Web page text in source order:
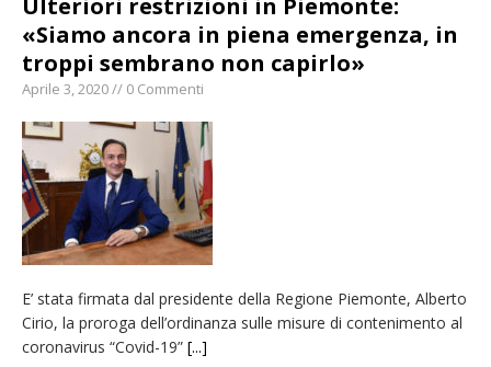
«Siamo ancora in piena emergenza, in
troppi sembrano non capirlo»
Aprile 3, 2020 // 0 Commenti
E’ stata firmata dal presidente della Regione Piemonte, Alberto
Cirio, la proroga dell’ordinanza sulle misure di contenimento al
coronavirus “Covid-19” [...]